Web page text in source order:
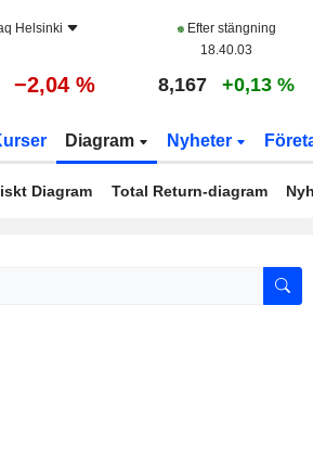
Helsinki
Efter stängning
18.40.03
−2,04 % 8,167 +0,13 %
Diagram Nyheter
Diagram Total Return-diagram